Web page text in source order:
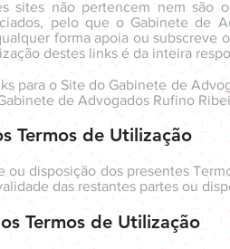
sites não pertencem nem são
pelo que o Gabinete de
forma apoia ou subscreve
destes links é da inteira
para o Site do Gabinete de
de Advogados Rufino
Termos de Utilização
ou disposição dos presentes
das restantes partes ou
Termos de Utilização